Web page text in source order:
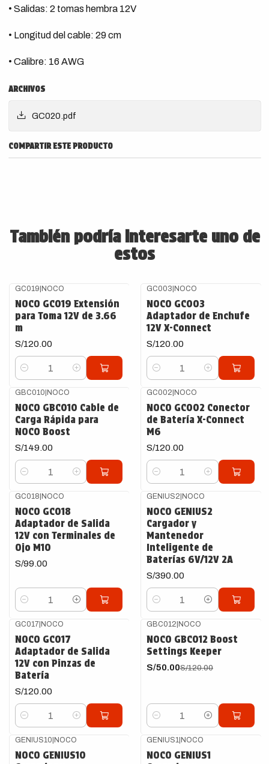
• Salidas: 2 tomas hembra 12V
• Longitud del cable: 29 cm
• Calibre: 16 AWG
ARCHIVOS
GC020.pdf
COMPARTIR ESTE PRODUCTO
También podría interesarte uno de
estos
GC019|NOCO
NOCO GC019 Extensión
para Toma 12V de 3.66
m
S/120.00
Cantidad
GC003|NOCO
NOCO GC003
Adaptador de Enchufe
12V X-Connect
S/120.00
Cantidad
GBC010|NOCO
NOCO GBC010 Cable de
Carga Rápida para
NOCO Boost
S/149.00
Cantidad
GC002|NOCO
NOCO GC002 Conector
de Batería X-Connect
M6
S/120.00
Cantidad
GC018|NOCO
NOCO GC018
Adaptador de Salida
12V con Terminales de
Ojo M10
S/99.00
Cantidad
GENIUS2|NOCO
NOCO GENIUS2
Cargador y
Mantenedor
Inteligente de
Baterías 6V/12V 2A
S/390.00
Cantidad
GC017|NOCO
NOCO GC017
Adaptador de Salida
12V con Pinzas de
Batería
S/120.00
Cantidad
GBC012|NOCO
NOCO GBC012 Boost
Settings Keeper
S/50.00S/120.00
Cantidad
GENIUS10|NOCO
NOCO GENIUS10
GENIUS1 |NOCO
NOCO GENIUS1